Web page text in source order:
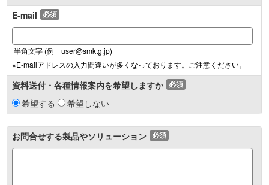
E-mail 必須
半角文字 (例 user@smktg.jp)
※E-mailアドレスの入力間違いが多くなっております。ご注意ください。
資料送付・各種情報案内を希望しますか 必須
希望する 希望しない
お問合せする製品やソリューション 必須